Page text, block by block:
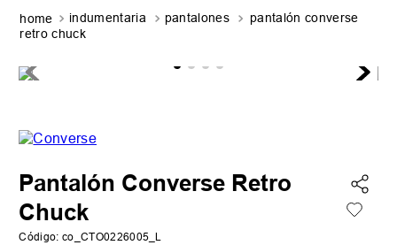
2.
basquet
indumentaria pantalones
pantalón converse
retro chuck
Pantalón Converse Retro
Chuck
Código: co_CTO0226005_L